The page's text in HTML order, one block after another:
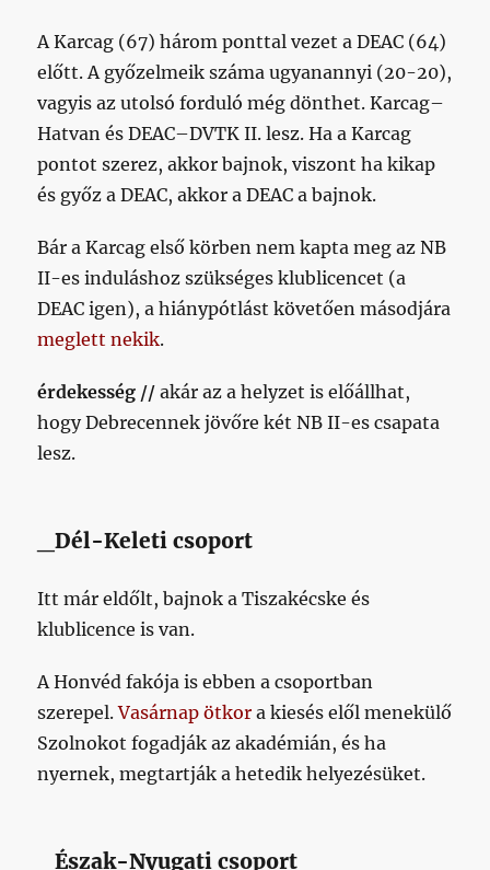
A Karcag (67) három ponttal vezet a DEAC (64)
előtt. A győzelmeik száma ugyanannyi (20-20),
vagyis az utolsó forduló még dönthet. Karcag–
Hatvan és DEAC–DVTK II. lesz. Ha a Karcag
pontot szerez, akkor bajnok, viszont ha kikap
és győz a DEAC, akkor a DEAC a bajnok.
Bár a Karcag első körben nem kapta meg az NB
II-es induláshoz szükséges klublicencet (a
DEAC igen), a hiánypótlást követően másodjára
meglett nekik.
érdekesség // akár az a helyzet is előállhat,
hogy Debrecennek jövőre két NB II-es csapata
lesz.
_Dél-Keleti csoport
Itt már eldőlt, bajnok a Tiszakécske és
klublicence is van.
A Honvéd fakója is ebben a csoportban
szerepel.Vasárnap ötkor a kiesés elől menekülő
Szolnokot fogadják az akadémián, és ha
nyernek, megtartják a hetedik helyezésüket.
_Észak-Nyugati csoport